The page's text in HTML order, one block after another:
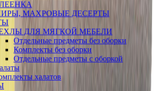
МАХРОВЫЕ ДЕСЕРТЫ
ДЛЯ МЯГКОЙ МЕБЕЛИ
Отдельные предметы без оборки
Комплекты без оборки
Отдельные предметы с оборкой
халатов